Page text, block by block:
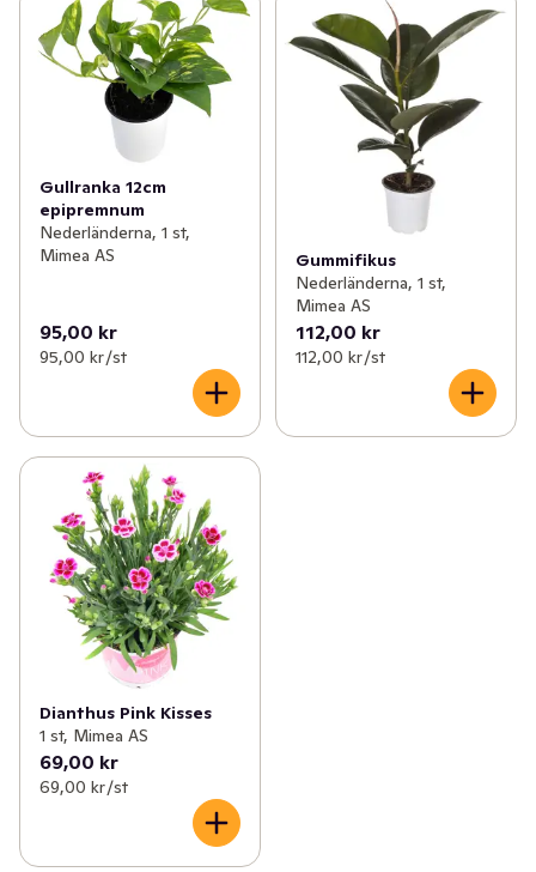
Gullranka 12cm
epipremnum
Nederländerna, 1 st,
Mimea AS
95,00 kr
95,00 kr /st
Gummifikus
Nederländerna, 1 st,
Mimea AS
112,00 kr
112,00 kr /st
Dianthus Pink Kisses
1 st, Mimea AS
69,00 kr
69,00 kr /st